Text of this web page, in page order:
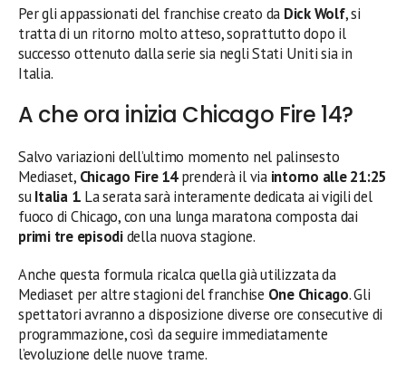
Per gli appassionati del franchise creato da Dick Wolf, si
tratta di un ritorno molto atteso, soprattutto dopo il
successo ottenuto dalla serie sia negli Stati Uniti sia in
Italia.
A che ora inizia Chicago Fire 14?
Salvo variazioni dell’ultimo momento nel palinsesto
Mediaset, Chicago Fire 14prenderà il via intorno alle 21:25
suItalia 1. La serata sarà interamente dedicata ai vigili del
fuoco di Chicago, con una lunga maratona composta dai
primi tre episodidella nuova stagione.
Anche questa formula ricalca quella già utilizzata da
Mediaset per altre stagioni del franchise One Chicago. Gli
spettatori avranno a disposizione diverse ore consecutive di
programmazione, così da seguire immediatamente
l’evoluzione delle nuove trame.